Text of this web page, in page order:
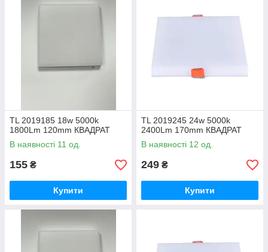
TL 2019185 18w 5000k
1800Lm 120mm КВАДРАТ
В наявності 11 од.
155 ₴
Купити
TL 2019245 24w 5000k
2400Lm 170mm КВАДРАТ
В наявності 12 од.
249 ₴
Купити